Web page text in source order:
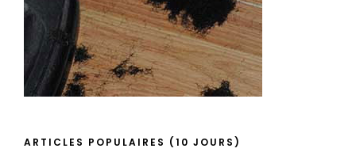
ARTICLES POPULAIRES (10 JOURS)